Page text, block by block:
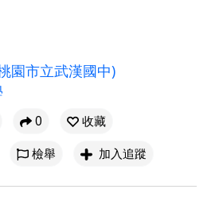
園市立武漢國中)
0
收藏
檢舉 加入追蹤